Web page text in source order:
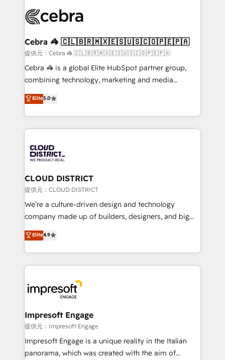
implementations, and 5,000+ pages ✨ CS: Clients
CS: 245% organic growth & +751% new visitors for a
full-funnel HubSpot project ✨ CS: 415% conversion
boost with a new HubSpot site Recognized leaders:
🏆 HubSpot Platform Migration Impact Award 🏆
Inbound Campaign of the Year 🏆 Gold AVA Digital
Award for Best Website 🌟 Accreditations: CRM
Cebra 🦓 🇨🇱🇧🇷🇲🇽🇪🇸🇺🇸🇨🇴🇵🇪🇵🇦
提供元：Cebra 🦓 🇨🇱🇧🇷🇲🇽🇪🇸🇺🇸🇨🇴🇵🇪🇵🇦
Cebra 🦓 is a global Elite HubSpot partner group,
combining technology, marketing and media
expertise across Latin America and Southern
Europe, with teams across 7 countries. Born in Chile,
we combine local insight with international reach to
help businesses grow through technology, creativity,
500+ HubSpot implementations, building end-to-
end solutions that integrate CRM, AI automation,
inbound and loop marketing, content, and digital
creativity. Our multicultural team works in Spanish,
Portuguese, and English to design scalable strategies
that drive measurable growth. 🌎 Highlights: • 10+
Platform Migration Excellence. • Top 3 Partner of the
Year LATAM 2022, 2023, 2024, 2025. • Partner of the
business with HubSpot? Let Cebra’s experts help
you grow faster, smarter, and with impact.
Elite5.0
CLOUD DISTRICT
提供元：CLOUD DISTRICT
We’re a culture-driven design and technology
company made up of builders, designers, and big
thinkers. We blend strategy, design, and
development—always fueled by curiosity—to turn
ideas, opportunities, and challenges into meaningful
experiences. To us, technology is more than just
and—most importantly—simple. That’s why we lean
into bold ideas and shape them into thoughtful
products and strategies that actually make a
difference.
Elite4.9
Impresoft Engage
提供元：Impresoft Engage
Impresoft Engage is a unique reality in the Italian
panorama, which was created with the aim of